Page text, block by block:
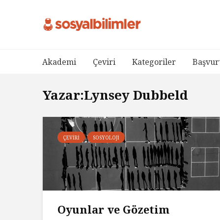
Akademi Çeviri Kategoriler
Yazar:Lynsey Dubbeld
ÇEVIRI SOSYOLOJI
Oyunlar ve Gözetim